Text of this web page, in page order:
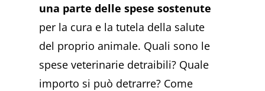
una parte delle spese sostenute
per la cura e la tutela della salute
del proprio animale. Quali sono le
spese veterinarie detraibili? Quale
importo si può detrarre? Come